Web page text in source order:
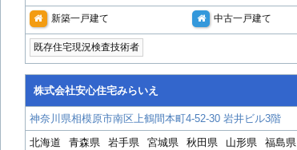
新築一戸建て 中古一戸建て
既存住宅現況検査技術者
株式会社安心住宅みらいえ
神奈川県相模原市南区上鶴間本町4-52-30 岩井ビル3階
北海道
青森県 岩手県 宮城県 秋田県 山形県 福島県